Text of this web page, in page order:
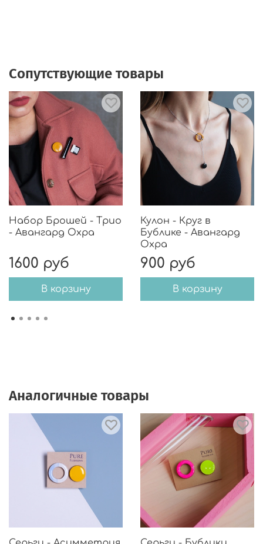
🎨В комплекте запасные заглушки.
Сопутствующие товары
Набор Брошей - Трио
- Авангард Охра
1600 руб
В корзину
Кулон - Круг в
Бублике - Авангард
Охра
900 руб
В корзину
Аналогичные товары